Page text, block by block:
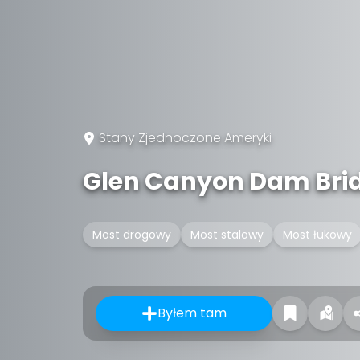
Stany Zjednoczone Ameryki
Glen Canyon Dam
Most drogowy Most stalowy Most łukowy
Byłem tam